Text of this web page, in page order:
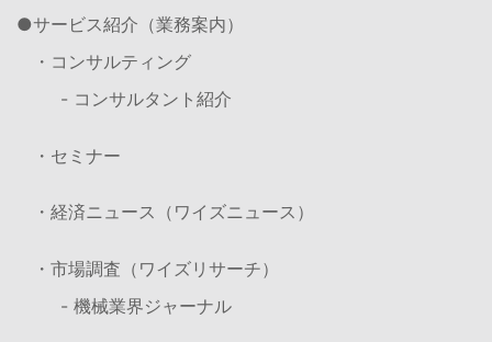
サービス紹介（業務案内）
・コンサルティング
- コンサルタント紹介
・セミナー
・経済ニュース（ワイズニュース）
・市場調査（ワイズリサーチ）
- 機械業界ジャーナル